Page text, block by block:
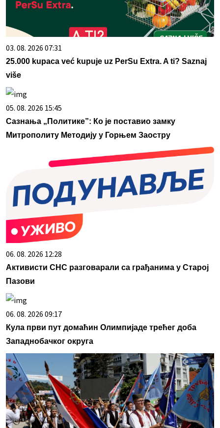
03. 08. 2026 07:31
25.000 kupaca već kupuje uz PerSu Extra. A ti? Saznaj
više
05. 08. 2026 15:45
Сазнања „Политике”: Ко је поставио замку
Митрополиту Методију у Горњем Заостру
06. 08. 2026 12:28
Активисти СНС разговарали са грађанима у Старој
Пазови
06. 08. 2026 09:17
Кула први пут домаћин Олимпијаде трећег доба
Западнобачког округа